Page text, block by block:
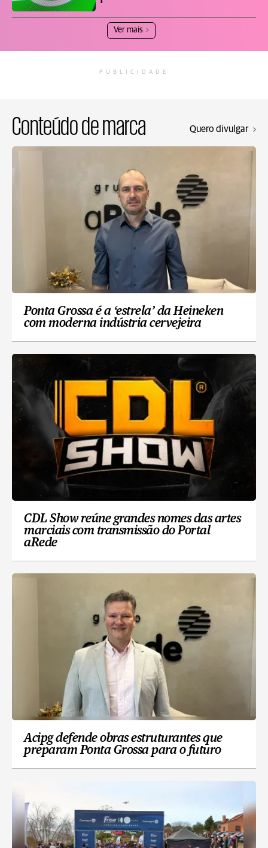
Ver mais
PUBLICIDADE
Conteúdo de marca Quero divulgar
Ponta Grossa é a ‘estrela’ da Heineken
com moderna indústria cervejeira
CDL Show reúne grandes nomes das artes
marciais com transmissão do Portal
aRede
Acipg defende obras estruturantes que
preparam Ponta Grossa para o futuro